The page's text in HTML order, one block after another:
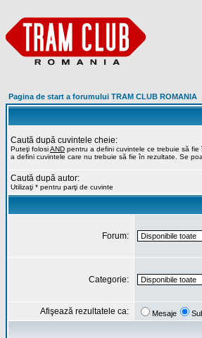
Pagina de start a forumului TRAM CLUB ROMANIA
Caută după cuvintele cheie:
Puteţi folosiAND pentru a defini cuvintele ce trebuie să fie
a defini cuvintele care nu trebuie să fie în rezultate. Se
Caută după autor:
Utilizaţi * pentru parţi de cuvinte
Forum:
Categorie:
Afişează rezultatele ca: Mesaje